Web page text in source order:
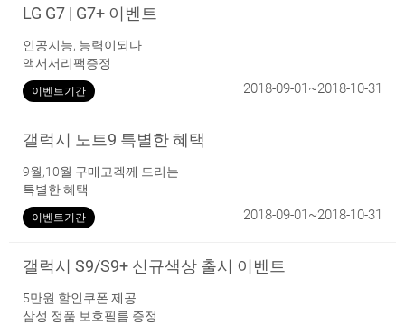
LG G7 | G7+ 이벤트
인공지능, 능력이되다
액서서리팩증정
이벤트기간 2018-09-01~2018-10-31
갤럭시 노트9 특별한 혜택
9월,10월 구매고겍께 드리는
특별한 혜택
이벤트기간 2018-09-01~2018-10-31
갤럭시 S9/S9+ 신규색상 출시 이벤트
5만원 할인쿠폰 제공
삼성 정품 보호필름 증정